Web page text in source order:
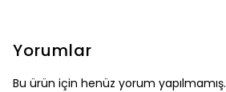
Yorumlar
Bu ürün için henüz yorum yapılmamış.